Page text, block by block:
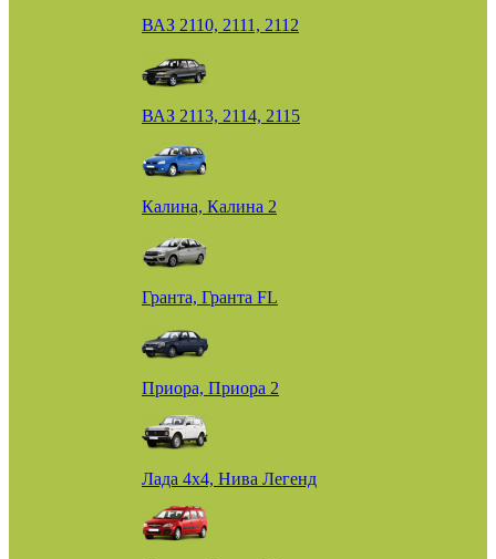
ВАЗ 2110, 2111, 2112
ВАЗ 2113, 2114, 2115
Калина, Калина 2
Гранта, Гранта FL
Приора, Приора 2
Лада 4х4, Нива Легенд